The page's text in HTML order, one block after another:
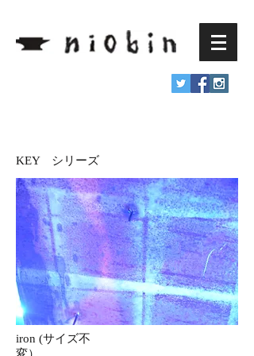
KEY シリーズ
iron (サイズ不